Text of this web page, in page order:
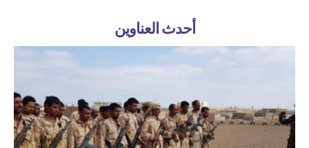
أحدث العناوين